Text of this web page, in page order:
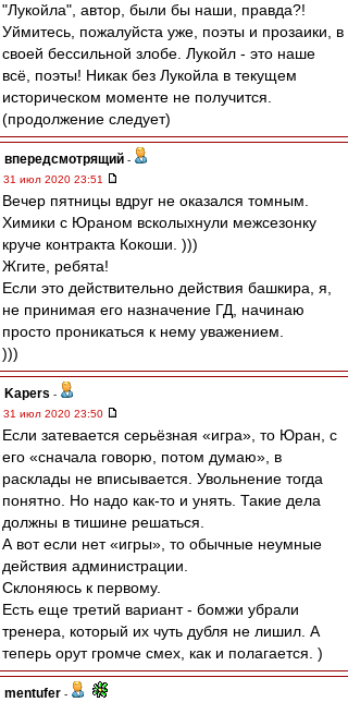
"Лукойла", автор, были бы наши, правда?!
Уймитесь, пожалуйста уже, поэты и прозаики, в
своей бессильной злобе. Лукойл - это наше
всё, поэты! Никак без Лукойла в текущем
историческом моменте не получится.
(продолжение следует)
впередсмотрящий -
31 июл 2020 23:51
Вечер пятницы вдруг не оказался томным.
Химики с Юраном всколыхнули межсезонку
круче контракта Кокоши. )))
Жгите, ребята!
Если это действительно действия башкира, я,
не принимая его назначение ГД, начинаю
просто проникаться к нему уважением.
)))
Kapers -
31 июл 2020 23:50
Если затевается серьёзная «игра», то Юран, с
его «сначала говорю, потом думаю», в
расклады не вписывается. Увольнение тогда
понятно. Но надо как-то и унять. Такие дела
должны в тишине решаться.
А вот если нет «игры», то обычные неумные
действия администрации.
Склоняюсь к первому.
Есть еще третий вариант - бомжи убрали
тренера, который их чуть дубля не лишил. А
теперь орут громче смех, как и полагается. )
mentufer -